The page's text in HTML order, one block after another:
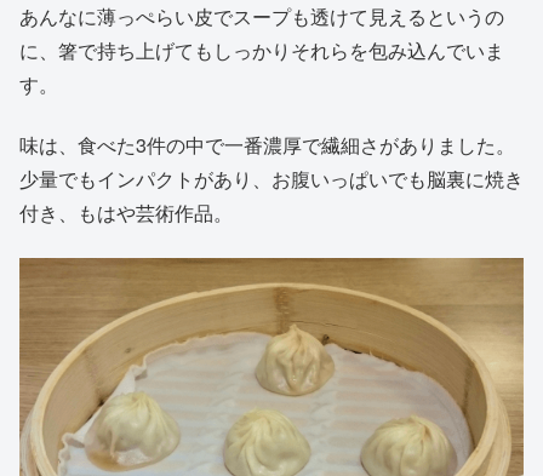
あんなに薄っぺらい皮でスープも透けて見えるというの
に、箸で持ち上げてもしっかりそれらを包み込んでいま
す。
味は、食べた3件の中で一番濃厚で繊細さがありました。
少量でもインパクトがあり、お腹いっぱいでも脳裏に焼き
付き、もはや芸術作品。